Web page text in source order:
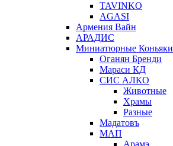
TAVINKO
AGASI
Армения Вайн
АРАДИС
Миниатюрные Коньяки
Оганян Бренди
Мараси КД
СИС АЛКО
Животные
Храмы
Разные
Мадатовъ
МАП
Арамэ